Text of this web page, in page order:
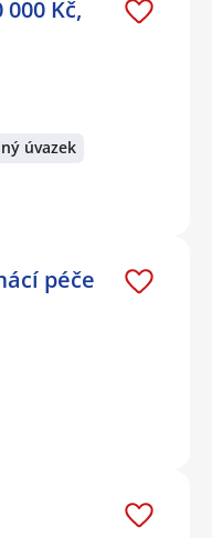
000 Kč,
úvazek
péče